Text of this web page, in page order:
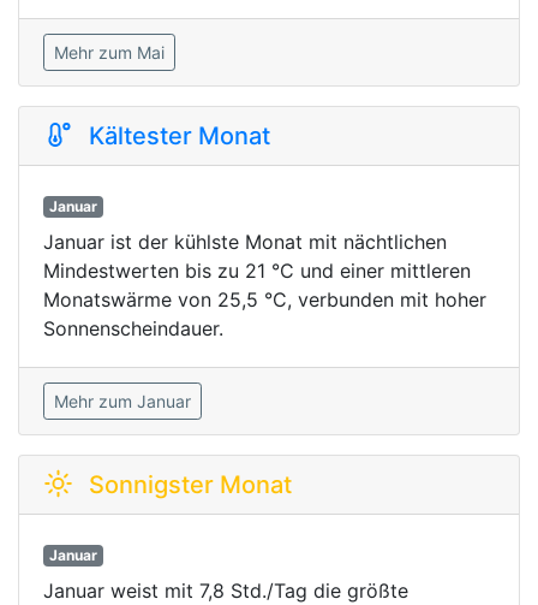
Mehr zum Mai
Kältester Monat
Januar
Januar ist der kühlste Monat mit nächtlichen
Mindestwerten bis zu 21 °C und einer mittleren
Monatswärme von 25,5 °C, verbunden mit hoher
Sonnenscheindauer.
Mehr zum Januar
Sonnigster Monat
Januar
Januar weist mit 7,8 Std./Tag die größte